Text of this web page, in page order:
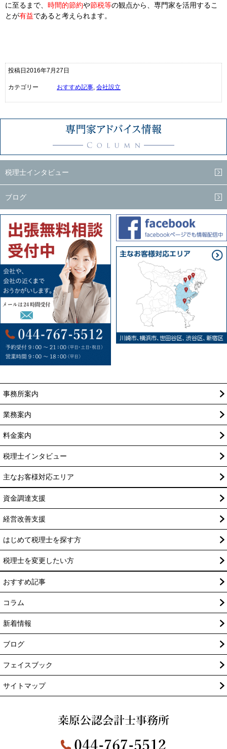
に至るまで、 時間的節約や節税等の観点から、専門家を活用するこ
とが有益であると考えられます。
投稿日2016年7月27日
カテゴリー おすすめ記事, 会社設立
税理士インタビュー
ブログ
事務所案内
業務案内
料金案内
税理士インタビュー
主なお客様対応エリア
資金調達支援
経営改善支援
はじめて税理士を探す方
税理士を変更したい方
おすすめ記事
コラム
新着情報
ブログ
フェイスブック
サイトマップ